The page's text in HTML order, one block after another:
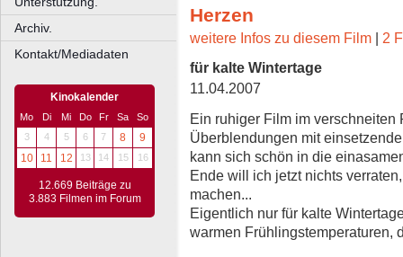
Archiv.
Kontakt/Mediadaten
Kinokalender
Mo Di Mi Do Fr Sa
So
3
4 5 6 7 8
9
10
11 12 13 14 15 16
12.669 Beiträge zu
3.883 Filmen im Forum
Herzen
weitere Infos zu diesem Film | 2
für kalte Wintertage
11.04.2007
Ein ruhiger Film im verschneiten
Überblendungen mit
kann sich schön in die
Ende will ich jetzt nichts
machen...
Eigentlich nur für kalte
warmen Frühlingstemperaturen,